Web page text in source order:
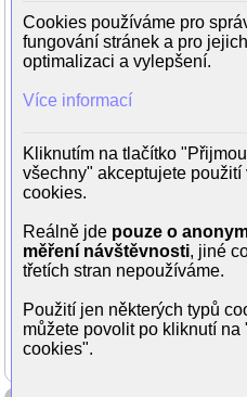
Peter Lewis (Blue Lab
Anitha Gandhi (Blue Lab
Nilaja Sun (Blue Lab doktor)
Billy Smith (Lab hlídač)
Elizabeth Marvel (Dr. Connie
Michael Papajohn (Larry)
David Leitch (řidič)
Deidre Goodwin (Candent
...
Mohli jste vidět v TV (zobrazit
Cookies používáme pro
fungování stránek a pro jejich
optimalizaci a vylepšení.
Více informací
Kliknutím na tlačítko
všechny" akceptujete použití
cookies.
Reálně jde pouze o
měření návštěvnosti, jiné
třetích stran nepoužíváme.
Použití jen některých typů
můžete povolit po kliknutí na
cookies".